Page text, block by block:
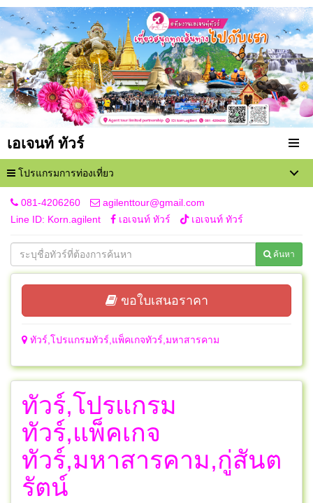
เอเจนท์ ทัวร์
โปรแกรมการท่องเที่ยว
081-4206260
agilenttour@gmail.com
Line ID: Korn.agilent
เอเจนท์ ทัวร์ เอเจนท์ ทัวร์
ค้นหา
ขอใบเสนอราคา
ทัวร์,โปรแกรมทัวร์,แพ็คเกจทัวร์,มหาสารคาม
ทัวร์,โปรแกรม
ทัวร์,แพ็คเกจ
ทัวร์,มหาสารคาม,กู่สันต
รัตน์